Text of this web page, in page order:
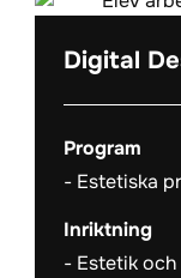
Digital
Program
Estetiska
Inriktning
Estetik och